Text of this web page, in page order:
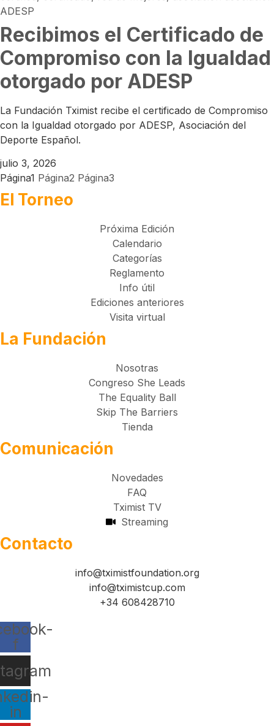
Recibimos el Certificado de
Compromiso con la Igualdad
otorgado por ADESP
La Fundación Tximist recibe el certificado de Compromiso
con la Igualdad otorgado por ADESP, Asociación del
Deporte Español.
julio 3, 2026
Página1 Página2 Página3
El Torneo
Próxima Edición
Calendario
Categorías
Reglamento
Info útil
Ediciones anteriores
Visita virtual
La Fundación
Nosotras
Congreso She Leads
The Equality Ball
Skip The Barriers
Tienda
Comunicación
Novedades
FAQ
Tximist TV
Streaming
Contacto
info@tximistfoundation.org
info@tximistcup.com
+34 608428710
f
in